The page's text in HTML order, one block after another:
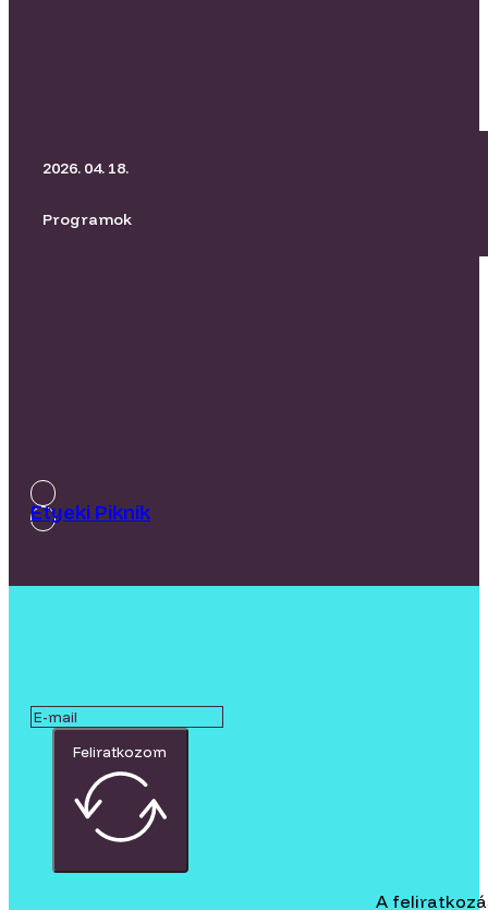
BORító Kertmozi I Üvegtigris
2026. 04. 18.
Programok
Etyeki Piknik
Feliratkozom
A